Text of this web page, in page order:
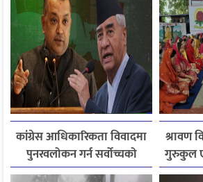
कांग्रेस आधिकारिकता विवादमा
पुनरवलोकन गर्न सर्वोच्चको
अनुमति
श्रावण
गुरुकुल
र